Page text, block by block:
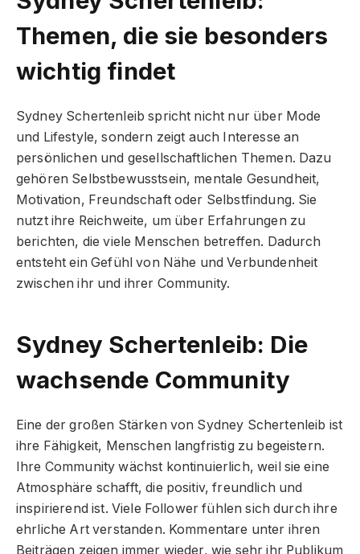
Themen, die sie besonders
wichtig findet
Sydney Schertenleib spricht nicht nur über Mode
und Lifestyle, sondern zeigt auch Interesse an
persönlichen und gesellschaftlichen Themen. Dazu
gehören Selbstbewusstsein, mentale Gesundheit,
Motivation, Freundschaft oder Selbstfindung. Sie
nutzt ihre Reichweite, um über Erfahrungen zu
berichten, die viele Menschen betreffen. Dadurch
entsteht ein Gefühl von Nähe und Verbundenheit
zwischen ihr und ihrer Community.
Sydney Schertenleib: Die
wachsende Community
Eine der großen Stärken von Sydney Schertenleib ist
ihre Fähigkeit, Menschen langfristig zu begeistern.
Ihre Community wächst kontinuierlich, weil sie eine
Atmosphäre schafft, die positiv, freundlich und
inspirierend ist. Viele Follower fühlen sich durch ihre
ehrliche Art verstanden. Kommentare unter ihren
Beiträgen zeigen immer wieder, wie sehr ihr Publikum